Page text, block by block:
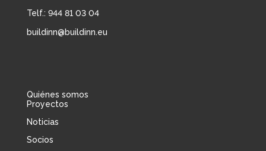
Telf.: 944 81 03 04
buildinn@buildinn.eu
Quiénes somos
Proyectos
Noticias
Socios